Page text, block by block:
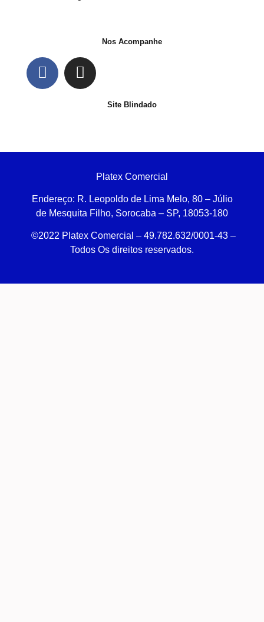
Nos Acompanhe
Site Blindado
Platex Comercial
Endereço: R. Leopoldo de Lima Melo, 80 – Júlio
de Mesquita Filho, Sorocaba – SP, 18053-180
©2022 Platex Comercial – 49.782.632/0001-43 –
Todos Os direitos reservados.